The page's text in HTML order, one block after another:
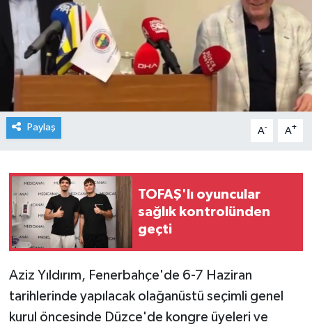
Paylaş A- A+
TOFAŞ'lı oyuncular
sağlık kontrolünden
geçti
Aziz Yıldırım, Fenerbahçe'de 6-7 Haziran
tarihlerinde yapılacak olağanüstü seçimli genel
kurul öncesinde Düzce'de kongre üyeleri ve